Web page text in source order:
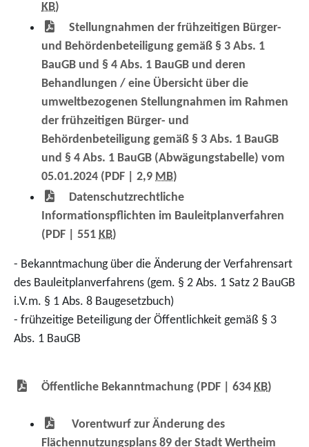
KB)
Stellungnahmen der frühzeitigen Bürger-
und Behördenbeteiligung gemäß § 3 Abs. 1
BauGB und § 4 Abs. 1 BauGB und deren
Behandlungen / eine Übersicht über die
umweltbezogenen Stellungnahmen im Rahmen
der frühzeitigen Bürger- und
Behördenbeteiligung gemäß § 3 Abs. 1 BauGB
und § 4 Abs. 1 BauGB (Abwägungstabelle) vom
05.01.2024 (PDF | 2,9 MB)
Datenschutzrechtliche
Informationspflichten im Bauleitplanverfahren
(PDF | 551 KB)
- Bekanntmachung über die Änderung der Verfahrensart
des Bauleitplanverfahrens (gem. § 2 Abs. 1 Satz 2 BauGB
i.V.m. § 1 Abs. 8 Baugesetzbuch)
- frühzeitige Beteiligung der Öffentlichkeit gemäß § 3
Abs. 1 BauGB
Öffentliche Bekanntmachung (PDF | 634 KB)
Vorentwurf zur Änderung des
Flächennutzungsplans 89 der Stadt Wertheim